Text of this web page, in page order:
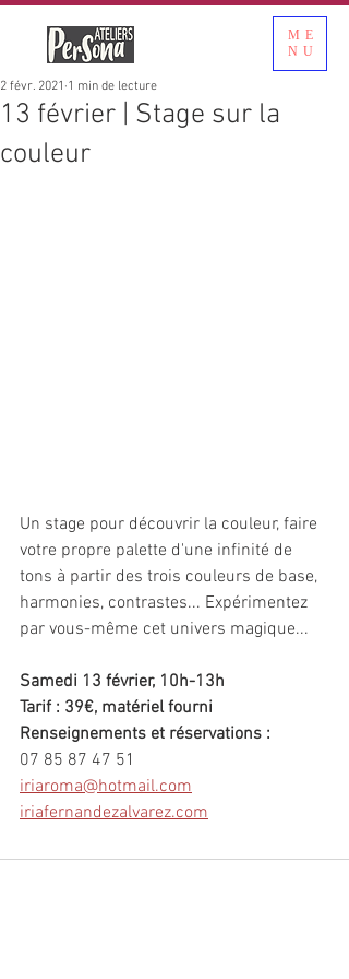
ME
NU
13 février | Stage sur la
couleur
2 févr. 2021 1 min de lecture
Un stage pour découvrir la couleur, faire
votre propre palette d'une infinité de
tons à partir des trois couleurs de base,
harmonies, contrastes... Expérimentez
par vous-même cet univers magique...
Samedi 13 février, 10h-13h
Tarif : 39€, matériel fourni
Renseignements et réservations :
07 85 87 47 51
iriaroma@hotmail.com
iriafernandezalvarez.com